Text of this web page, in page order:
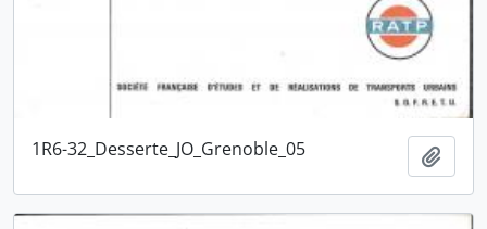
1R6-32_Desserte_JO_Grenoble_05